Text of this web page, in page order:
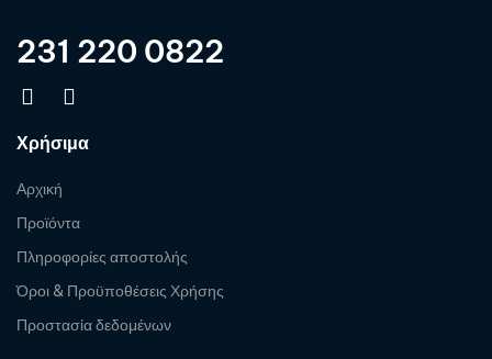
231 220 0822
Χρήσιμα
Αρχική
Προϊόντα
Πληροφορίες αποστολής
Όροι & Προϋποθέσεις Χρήσης
Προστασία δεδομένων